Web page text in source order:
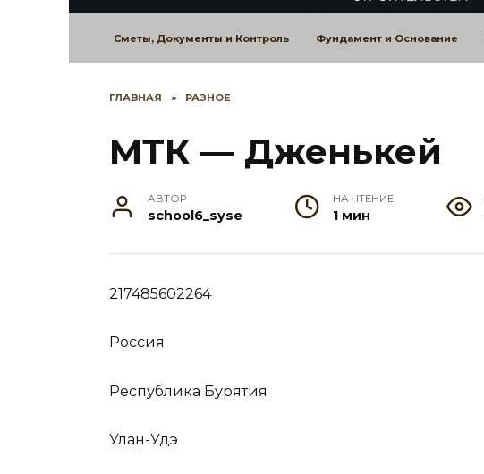
Сметы, Документы и Контроль Фундамент и Основание
ГЛАВНАЯ » РАЗНОЕ
МТК — Дженькей
АВТОР
school6_syse
НА ЧТЕНИЕ
1 мин
217485602264
Россия
Республика Бурятия
Улан-Удэ